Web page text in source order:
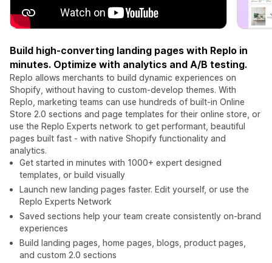
Build high-converting landing pages with Replo in
minutes. Optimize with analytics and A/B testing.
Replo allows merchants to build dynamic experiences on
Shopify, without having to custom-develop themes. With
Replo, marketing teams can use hundreds of built-in Online
Store 2.0 sections and page templates for their online store, or
use the Replo Experts network to get performant, beautiful
pages built fast - with native Shopify functionality and
analytics.
Get started in minutes with 1000+ expert designed
templates, or build visually
Launch new landing pages faster. Edit yourself, or use the
Replo Experts Network
Saved sections help your team create consistently on-brand
experiences
Build landing pages, home pages, blogs, product pages,
and custom 2.0 sections